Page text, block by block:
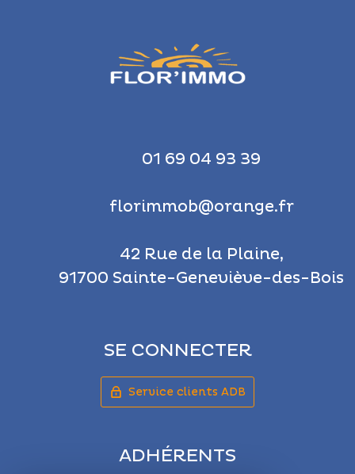
01 69 04 93 39
florimmob@orange.fr
42 Rue de la Plaine,
91700 Sainte-Geneviève-des-Bois
SE CONNECTER
Service clients ADB
ADHÉRENTS